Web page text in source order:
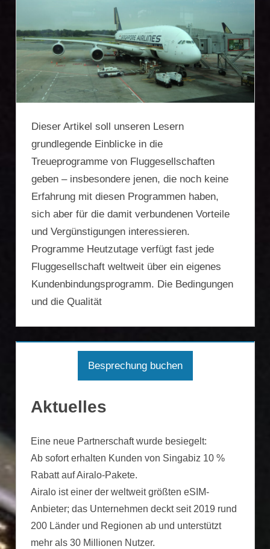
Firmengründung,
Vermögensschutz,
Zweitwohnsitz,
Reiseoptimierung
Dieser Artikel soll unseren Lesern
grundlegende Einblicke in die
Treueprogramme von Fluggesellschaften
geben – insbesondere jenen, die noch keine
Erfahrung mit diesen Programmen haben,
sich aber für die damit verbundenen Vorteile
und Vergünstigungen interessieren.
Programme Heutzutage verfügt fast jede
Fluggesellschaft weltweit über ein eigenes
Kundenbindungsprogramm. Die Bedingungen
und die Qualität
Besprechung buchen
Aktuelles
Eine neue Partnerschaft wurde besiegelt:
Ab sofort erhalten Kunden von Singabiz 10 %
Rabatt auf Airalo-Pakete.
Airalo ist einer der weltweit größten eSIM-
Anbieter; das Unternehmen deckt seit 2019 rund
200 Länder und Regionen ab und unterstützt
mehr als 30 Millionen Nutzer.